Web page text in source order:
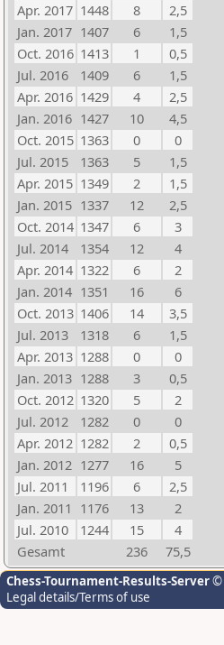
Apr. 2017 1448 8
2,5
Jan. 2017 1407 6
1,5
Oct. 2016 1413 1
0,5
Jul. 2016
1409 6
1,5
Apr. 2016 1429 4
2,5
Jan. 2016 1427 10
4,5
Oct. 2015 1363 0
0
Jul. 2015
1363 5
1,5
Apr. 2015 1349 2
1,5
Jan. 2015 1337 12
2,5
Oct. 2014 1347 6
3
Jul. 2014
1354 12
4
Apr. 2014 1322 6
2
Jan. 2014 1351 16
6
Oct. 2013 1406 14
3,5
Jul. 2013
1318 6
1,5
Apr. 2013 1288 0
0
Jan. 2013 1288 3
0,5
Oct. 2012 1320 5
2
Jul. 2012
1282 0
0
Apr. 2012 1282 2
0,5
Jan. 2012 1277 16
5
Jul. 2011
1196 6
2,5
Jan. 2011 1176 13
2
Jul. 2010
1244 15
4
Gesamt
236 75,5
Chess-Tournament-Results-Server©
Legal details/Terms of use